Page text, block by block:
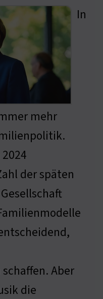
In
mehr
der späten
Aber
die